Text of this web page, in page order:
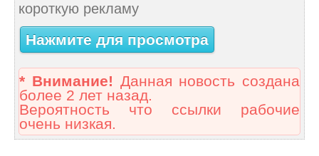
короткую рекламу
Нажмите для просмотра
* Внимание! Данная новость создана
более 2 лет назад.
Вероятность что ссылки рабочие
очень низкая.